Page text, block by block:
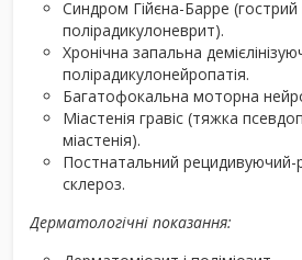
Синдром Гійєна-Барре (гострий
полірадикулоневрит).
Хронічна запальна
полірадикулонейропатія.
Багатофокальна моторна
Міастенія гравіс (тяжка
міастенія).
Постнатальний рецидивуючий-
склероз.
Дерматологічні показання: